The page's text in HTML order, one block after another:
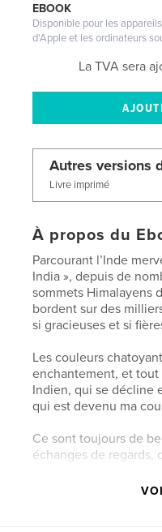
EBOOK
Disponible pour les
d'Apple et les ordinateurs
La TVA sera
Autres versions
Livre imprimé
À propos du
Parcourant l’Inde
India », depuis de
sommets Himalayens
bordent sur des
si gracieuses et si
Les couleurs
enchantement, et
Indien, qui se décline
qui est devenu ma
Ce sont toujours de
échanges de regards,
qu’elles se prêtent